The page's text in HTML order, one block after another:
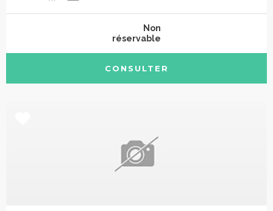
Non
réservable
CONSULTER